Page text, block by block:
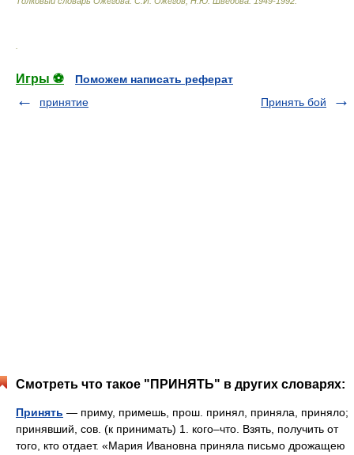
Игры ⚽
Поможем написать реферат
принятие
Принять бой
Смотреть что такое "ПРИНЯТЬ" в других словарях:
Принять — приму, примешь, прош. принял, приняла, приняло;
принявший, сов. (к принимать) 1. кого–что. Взять, получить от
того, кто отдает. «Мария Ивановна приняла письмо дрожащею